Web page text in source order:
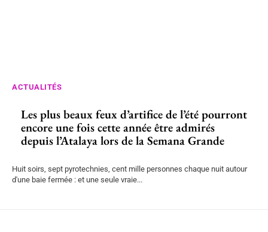
ACTUALITÉS
Les plus beaux feux d’artifice de l’été pourront
encore une fois cette année être admirés
depuis l’Atalaya lors de la Semana Grande
Huit soirs, sept pyrotechnies, cent mille personnes chaque nuit autour
d'une baie fermée : et une seule vraie...